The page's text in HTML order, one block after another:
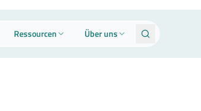
Ressourcen Über uns